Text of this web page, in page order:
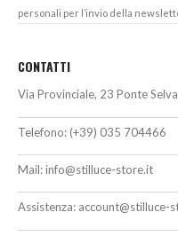
personali per l’invio della
CONTATTI
Via Provinciale, 23 Ponte
Telefono: (+39) 035 704466
Mail:info@stilluce-store.it
Assistenza: account@stilluce-